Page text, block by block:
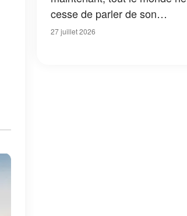
cesse de parler de son
apparition dans la nouvelle
27 juillet 2026